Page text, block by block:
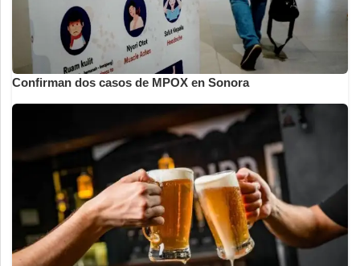
Confirman dos casos de MPOX en Sonora